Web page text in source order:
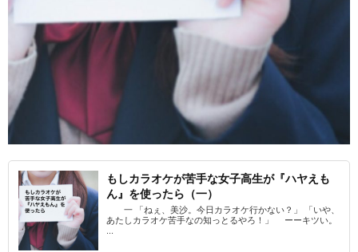
もしカラオケが苦手な女子高生が『ハヤえも
ん』を使ったら（一）
一 「ねぇ、美沙。今日カラオケ行かない？」 「いや、
あたしカラオケ苦手なの知っとるやろ！」 ーーキツい。